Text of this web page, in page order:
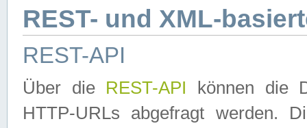
REST- und XML-
REST-API
Über die REST-API können die
HTTP-URLs abgefragt werden.